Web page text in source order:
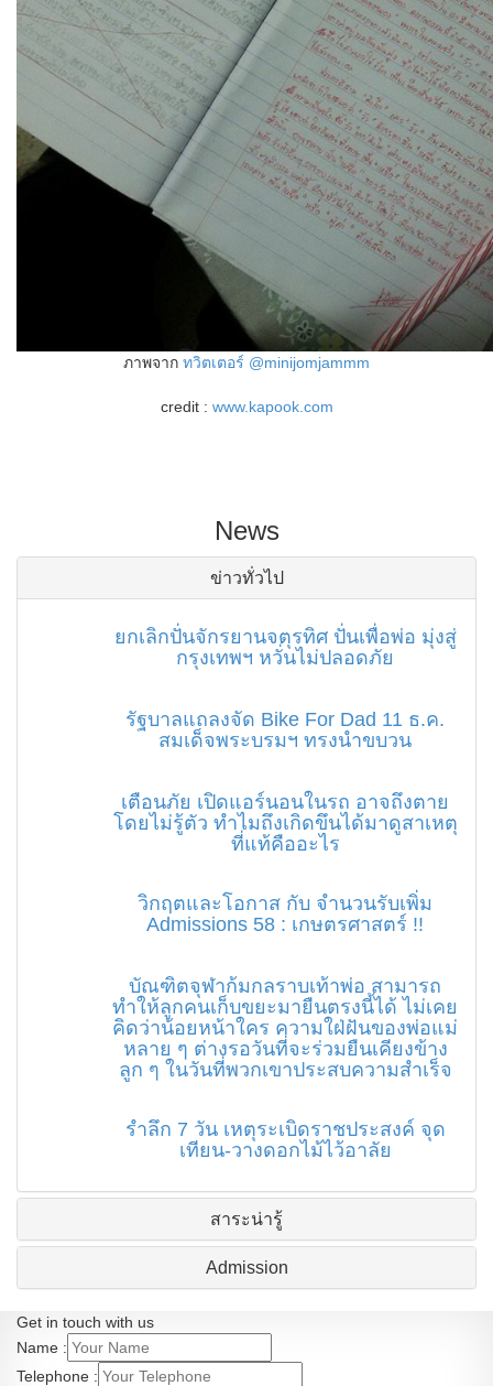
ภาพจาก ทวิตเตอร์ @minijomjammm
credit : www.kapook.com
News
ข่าวทั่วไป
ยกเลิกปั่นจักรยานจตุรทิศ ปั่นเพื่อพ่อ มุ่งสู่
กรุงเทพฯ หวั่นไม่ปลอดภัย
รัฐบาลแถลงจัด Bike For Dad 11 ธ.ค.
สมเด็จพระบรมฯ ทรงนำขบวน
เตือนภัย เปิดแอร์นอนในรถ อาจถึงตาย
โดยไม่รู้ตัว ทำไมถึงเกิดขึนได้มาดูสาเหตุ
ที่แท้คืออะไร
วิกฤตและโอกาส กับ จำนวนรับเพิ่ม
Admissions 58 : เกษตรศาสตร์ !!
บัณฑิตจุฬาก้มกลราบเท้าพ่อ สามารถ
ทำให้ลูกคนเก็บขยะมายืนตรงนี้ได้ ไม่เคย
คิดว่าน้อยหน้าใคร ความใฝ่ฝันของพ่อแม่
หลาย ๆ ต่างรอวันที่จะร่วมยืนเคียงข้าง
ลูก ๆ ในวันที่พวกเขาประสบความสำเร็จ
รำลึก 7 วัน เหตุระเบิดราชประสงค์ จุด
เทียน-วางดอกไม้ไว้อาลัย
สาระน่ารู้
Admission
Get in touch with us
Name :
Telephone :